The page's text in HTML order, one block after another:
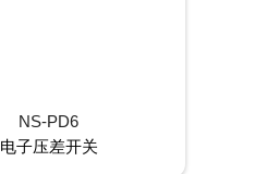
NS-PD6
电子压差开关